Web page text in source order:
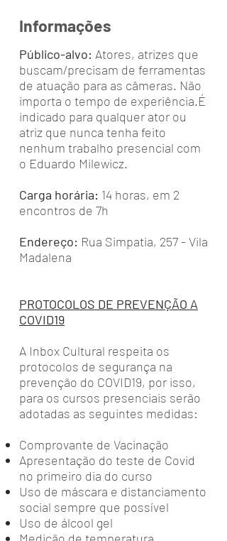
Informações
Público-alvo: Atores, atrizes que
buscam/precisam de ferramentas
de atuação para as câmeras. Não
importa o tempo de experiência.É
indicado para qualquer ator ou
atriz que nunca tenha feito
nenhum trabalho presencial com
o Eduardo Milewicz.
Carga horária: 14 horas, em 2
encontros de 7h
Endereço: Rua Simpatia, 257 - Vila
Madalena
PROTOCOLOS DE PREVENÇÃO A
COVID19
A Inbox Cultural respeita os
protocolos de segurança na
prevenção do COVID19, por isso,
para os cursos presenciais serão
adotadas as seguintes medidas:
Comprovante de Vacinação
Apresentação do teste de Covid
no primeiro dia do curso
Uso de máscara e distanciamento
social sempre que possível
Uso de álcool gel